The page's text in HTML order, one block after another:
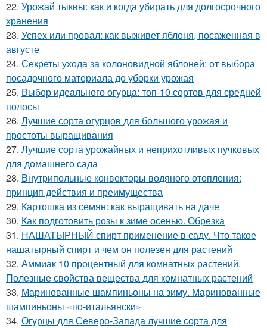
22. Урожай тыквы: как и когда убирать для долгосрочного
хранения
23. Успех или провал: как выживет яблоня, посаженная в
августе
24. Секреты ухода за колоновидной яблоней: от выбора
посадочного материала до уборки урожая
25. Выбор идеального огурца: топ-10 сортов для средней
полосы
26. Лучшие сорта огурцов для большого урожая и
простоты выращивания
27. Лучшие сорта урожайных и неприхотливых пучковых
для домашнего сада
28. Внутрипольные конвекторы водяного отопления:
принцип действия и преимущества
29. Картошка из семян: как выращивать на даче
30. Как подготовить розы к зиме осенью. Обрезка
31. НАШАТЫРНЫЙ спирт применение в саду. Что такое
нашатырный спирт и чем он полезен для растений
32. Аммиак 10 процентный для комнатных растений.
Полезные свойства вещества для комнатных растений
33. Маринованные шампиньоны на зиму. Маринованные
шампиньоны «по-итальянски»
34. Огурцы для Северо-Запада лучшие сорта для